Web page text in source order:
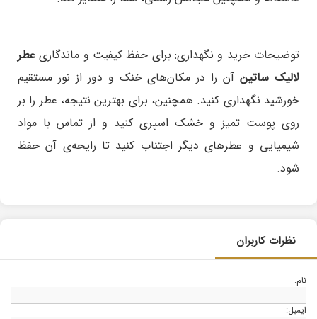
توضیحات خرید و نگهداری: برای حفظ کیفیت و ماندگاری عطر
لالیک ساتینآن را در مکان‌های خنک و دور از نور مستقیم
خورشید نگهداری کنید. همچنین، برای بهترین نتیجه، عطر را بر
روی پوست تمیز و خشک اسپری کنید و از تماس با مواد
شیمیایی و عطرهای دیگر اجتناب کنید تا رایحه‌ی آن حفظ
شود.
نظرات کاربران
نام:
ایمیل: